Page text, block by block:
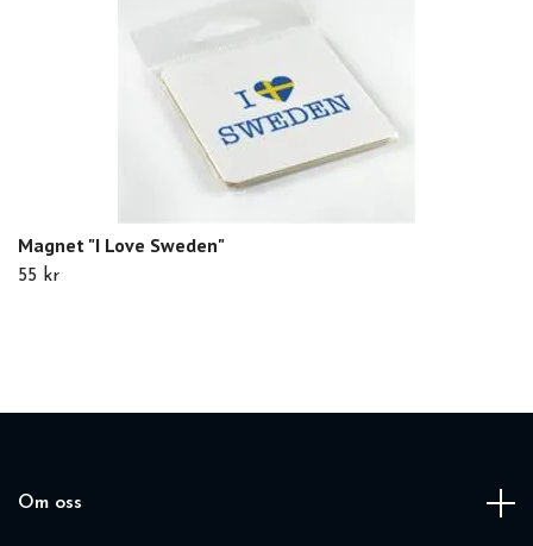
Magnet "I Love Sweden"
55 kr
Om oss